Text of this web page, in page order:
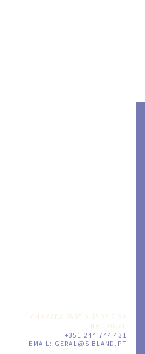
CHAMADA PARA A REDE FIXA
NACIONAL
+351 244 744 431
EMAIL: GERAL@SIBLAND.PT